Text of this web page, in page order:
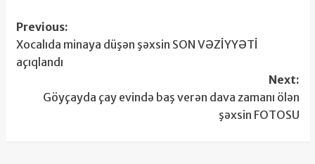
Post
navigation
Previous:
Xocalıda minaya düşən şəxsin SON VƏZİYYƏTİ
açıqlandı
Next:
Göyçayda çay evində baş verən dava zamanı ölən
şəxsin FOTOSU